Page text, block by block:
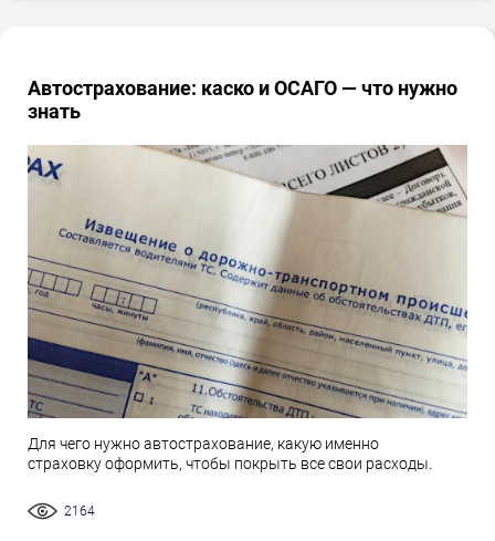
Автострахование: каско и ОСАГО — что нужно
знать
Для чего нужно автострахование, какую именно
страховку оформить, чтобы покрыть все свои расходы.
2164